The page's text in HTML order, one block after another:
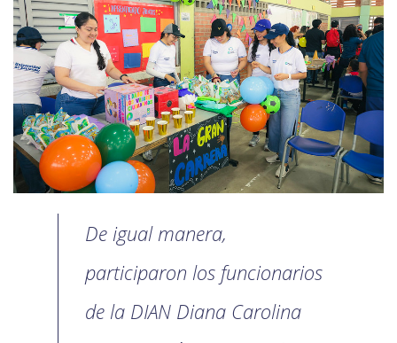
De igual manera,
participaron los funcionarios
de la DIAN Diana Carolina